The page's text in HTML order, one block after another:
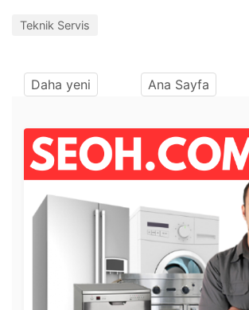
Teknik Servis
Daha yeni Ana Sayfa